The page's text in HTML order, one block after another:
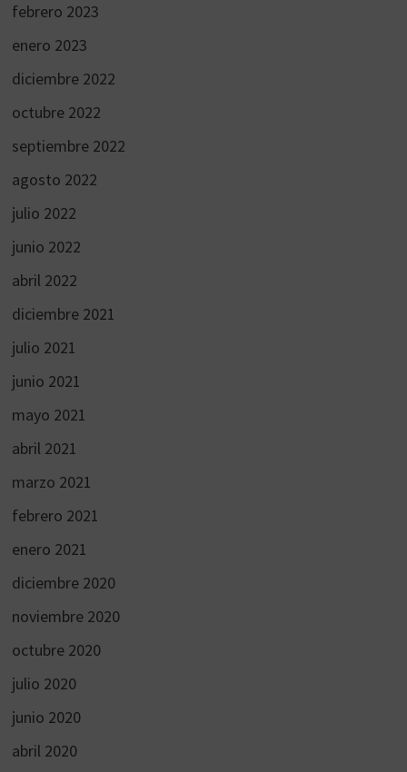
febrero 2023
enero 2023
diciembre 2022
octubre 2022
septiembre 2022
agosto 2022
julio 2022
junio 2022
abril 2022
diciembre 2021
julio 2021
junio 2021
mayo 2021
abril 2021
marzo 2021
febrero 2021
enero 2021
diciembre 2020
noviembre 2020
octubre 2020
julio 2020
junio 2020
abril 2020